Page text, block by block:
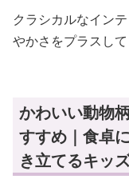
クラシカルなイン
やかさをプラスして
かわいい動物
すすめ｜食卓
き立てるキッ